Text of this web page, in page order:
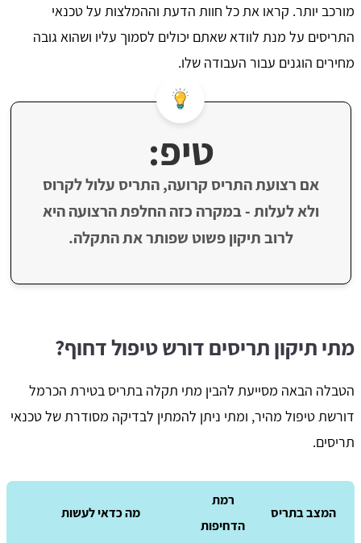
מורכב יותר. קראו את כל חוות הדעת וההמלצות על טכנאי
התריסים על מנת לוודא שאתם יכולים לסמוך עליו ושהוא גובה
מחירים הוגנים עבור העבודה שלו.
טיפ:
אם רצועת התריס קרועה, התריס עלול לקרוס
ולא לעלות - במקרה כזה החלפת הרצועה היא
לרוב תיקון פשוט שפותר את התקלה.
מתי תיקון תריסים דורש טיפול דחוף?
הטבלה הבאה מסייעת להבין מתי תקלה בתריס בטירת הכרמל
דורשת טיפול מהיר, ומתי ניתן להמתין לבדיקה מסודרת של טכנאי
תריסים.
המצב בתריס
רמת
הדחיפות
מה כדאי לעשות